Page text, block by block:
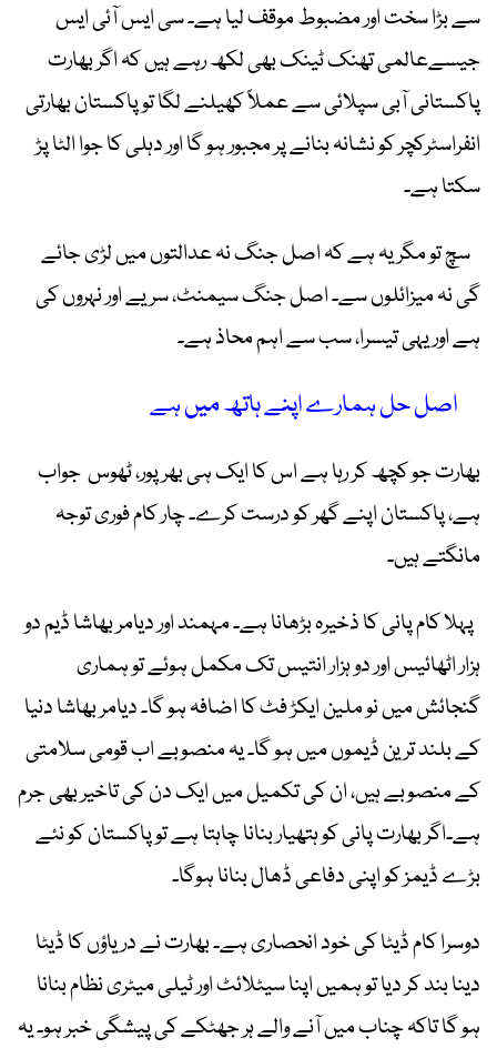
سے بڑا سخت اور مضبوط موقف لیا ہے۔ سی ایس آئی ایس
جیسےعالمی تھنک ٹینک بھی لکھ رہے ہیں کہ اگر بھارت
پاکستانی آبی سپلائی سے عملاً کھیلنے لگا تو پاکستان بھارتی
انفراسٹرکچر کو نشانہ بنانے پر مجبور ہو گا اور دہلی کا جوا الٹا پڑ
سکتا ہے۔
سچ تو مگر یہ ہے کہ اصل جنگ نہ عدالتوں میں لڑی جائے
گی نہ میزائلوں سے۔ اصل جنگ سیمنٹ، سریے اور نہروں کی
ہے اور یہی تیسرا، سب سے اہم محاذ ہے۔
اصل حل ہمارے اپنے ہاتھ میں ہے
بھارت جو کچھ کر رہا ہے اس کا ایک ہی بھرپور، ٹھوس جواب
ہے، پاکستان اپنے گھر کو درست کرے۔ چار کام فوری توجہ
مانگتے ہیں۔
پہلا کام پانی کا ذخیرہ بڑھانا ہے۔ مہمند اور دیامر بھاشا ڈیم دو
ہزار اٹھائیس اور دو ہزار انتیس تک مکمل ہوئے تو ہماری
گنجائش میں نو ملین ایکڑ فٹ کا اضافہ ہو گا۔ دیامر بھاشا دنیا
کے بلند ترین ڈیموں میں ہو گا۔ یہ منصوبے اب قومی سلامتی
کے منصوبے ہیں، ان کی تکمیل میں ایک دن کی تاخیر بھی جرم
ہے۔اگر بھارت پانی کو ہتھیار بنانا چاہتا ہے تو پاکستان کو نئے
بڑے ڈیمز کو اپنی دفاعی ڈھال بنانا ہوگا۔
دوسرا کام ڈیٹا کی خود انحصاری ہے۔ بھارت نے دریاؤں کا ڈیٹا
دینا بند کر دیا تو ہمیں اپنا سیٹلائٹ اور ٹیلی میٹری نظام بنانا
ہو گا تاکہ چناب میں آنے والے ہر جھٹکے کی پیشگی خبر ہو۔ یہ